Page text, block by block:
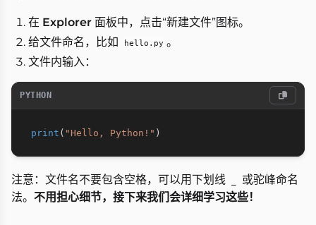
在 Explorer 面板中，点击“新建文件”图标。
给文件命名，比如
hello.py 。
文件内输入：
PYTHON
print ( "Hello, Python!" )
注意：文件名不要包含空格，可以用下划线
或驼峰命名
法。 不用担心细节，接下来我们会详细学习这些！